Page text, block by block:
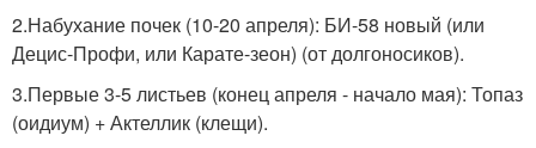
2.Набухание почек (10-20 апреля): БИ-58 новый (или
Децис-Профи, или Карате-зеон) (от долгоносиков).
3.Первые 3-5 листьев (конец апреля - начало мая): Топаз
(оидиум) + Актеллик (клещи).